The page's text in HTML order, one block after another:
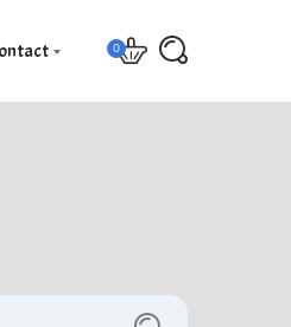
0